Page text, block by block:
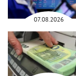
07.08.2026